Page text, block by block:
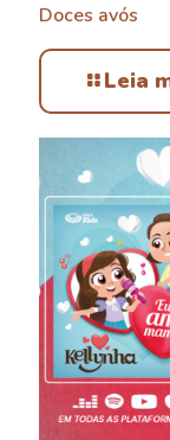
Doces avós
Leia